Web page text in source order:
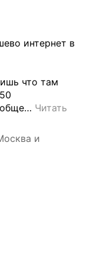
интернет в
что там
… Читать
и